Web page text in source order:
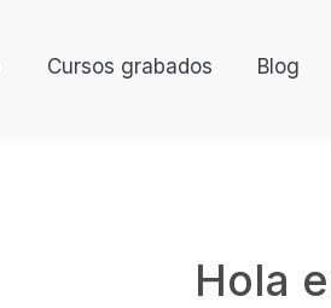
Cursos grabados Blog
Hola